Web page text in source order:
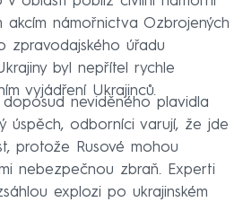
akcím námořnictva Ozbrojených
zpravodajského úřadu
byl nepřítel rychle
vyjádření Ukrajinců.
neviděného plavidla
úspěch, odborníci varují, že jde
protože Rusové mohou
nebezpečnou zbraň. Experti
explozi po ukrajinském